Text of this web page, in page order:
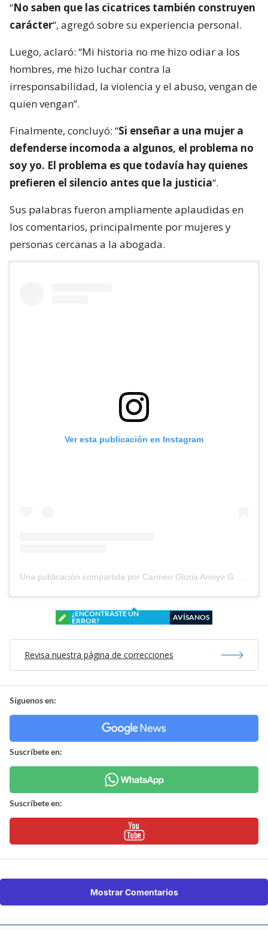
“No saben que las cicatrices también construyen
carácter“, agregó sobre su experiencia personal.
Luego, aclaró: “Mi historia no me hizo odiar a los
hombres, me hizo luchar contra la
irresponsabilidad, la violencia y el abuso, vengan de
quien vengan”.
Finalmente, concluyó: “Si enseñar a una mujer a
defenderse incomoda a algunos, el problema no
soy yo. El problema es que todavía hay quienes
prefieren el silencio antes que la justicia“.
Sus palabras fueron ampliamente aplaudidas en
los comentarios, principalmente por mujeres y
personas cercanas a la abogada.
Ver esta publicación en Instagram
Una publicación compartida por Carmen Gloria Arroyo G. (@cg_arroyo)
¿ENCONTRASTE UN
ERROR?
AVÍSANOS
Revisa nuestra página de correcciones
Síguenos en:
Suscríbete en:
Suscríbete en:
Mostrar Comentarios